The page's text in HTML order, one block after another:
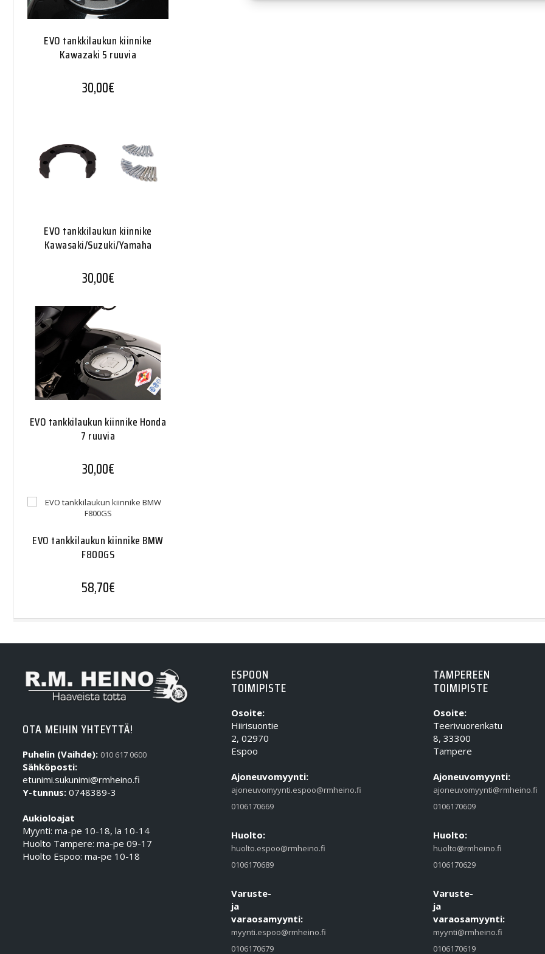
EVO tankkilaukun kiinnike
Kawazaki 5 ruuvia
30,00€
EVO tankkilaukun kiinnike
Kawasaki/Suzuki/Yamaha
30,00€
EVO tankkilaukun kiinnike Honda
7 ruuvia
30,00€
EVO tankkilaukun kiinnike BMW
F800GS
58,70€
OTA MEIHIN YHTEYTTÄ!
Puhelin (Vaihde): 010 617 0600
Sähköposti:
etunimi.sukunimi@rmheino.fi
Y-tunnus: 0748389-3
Aukioloajat
Myynti: ma-pe 10-18, la 10-14
Huolto Tampere: ma-pe 09-17
Huolto Espoo: ma-pe 10-18
ESPOON
TOIMIPISTE
Osoite:
Hiirisuontie
2, 02970
Espoo
Ajoneuvomyynti:
ajoneuvomyynti.espoo@rmheino.fi
0106170669
Huolto:
huolto.espoo@rmheino.fi
0106170689
Varuste-
ja
varaosamyynti:
myynti.espoo@rmheino.fi
0106170679
TAMPEREEN
TOIMIPISTE
Osoite:
Teerivuorenkatu
8, 33300
Tampere
Ajoneuvomyynti:
ajoneuvomyynti@rmheino.fi
0106170609
Huolto:
huolto@rmheino.fi
0106170629
Varuste-
ja
varaosamyynti:
myynti@rmheino.fi
0106170619